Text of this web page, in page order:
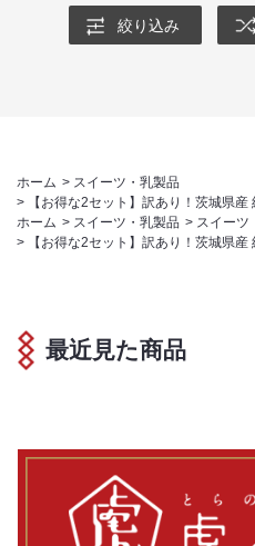
絞り込み
ホーム > スイーツ・乳製品
>
【お得な2セット】訳あり！茨城県産
ホーム > スイーツ・乳製品 > スイーツ
>
【お得な2セット】訳あり！茨城県産
最近見た商品